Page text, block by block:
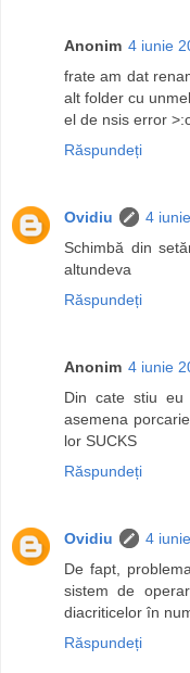
Anonim 4 iunie
frate am dat
alt folder cu
el de nsis error
Răspundeți
Ovidiu
4
Schimbă din
altundeva
Răspundeți
Anonim 4 iunie
Din cate stiu
asemena
lor SUCKS
Răspundeți
Ovidiu
4
De fapt,
sistem de
diacriticelor în
Răspundeți